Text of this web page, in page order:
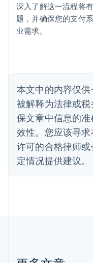
深入了解这一流程将
题，并确保您的支付
业需求。
本文中的内容仅
被解释为法律或
保文章中信息的
效性。您应该寻
许可的合格律师
定情况提供建议。
巴西
PortuguêsEnglish
保加利亚
English
丹麦
德国
DeutschEnglish
法国
FrançaisEnglish
芬兰
EnglishSvenska